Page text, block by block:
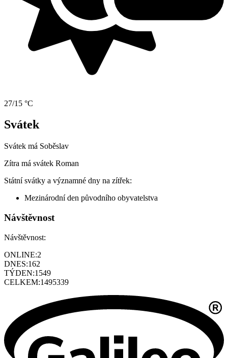
27/15 °C
Svátek
Svátek má Soběslav
Zítra má svátek Roman
Státní svátky a významné dny na zítřek:
Mezinárodní den původního obyvatelstva
Návštěvnost
Návštěvnost:
ONLINE:2
DNES:162
TÝDEN:1549
CELKEM:1495339